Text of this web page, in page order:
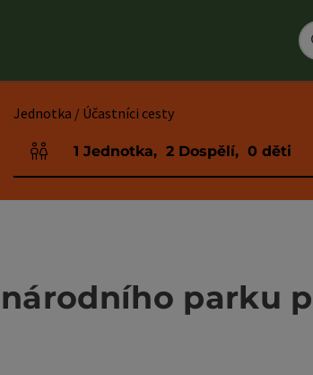
Jednotka / Účastníci cesty
Počet jednotek a polí pro osoby
1 Jednotka, 2 Dospělí, 0 děti
parku